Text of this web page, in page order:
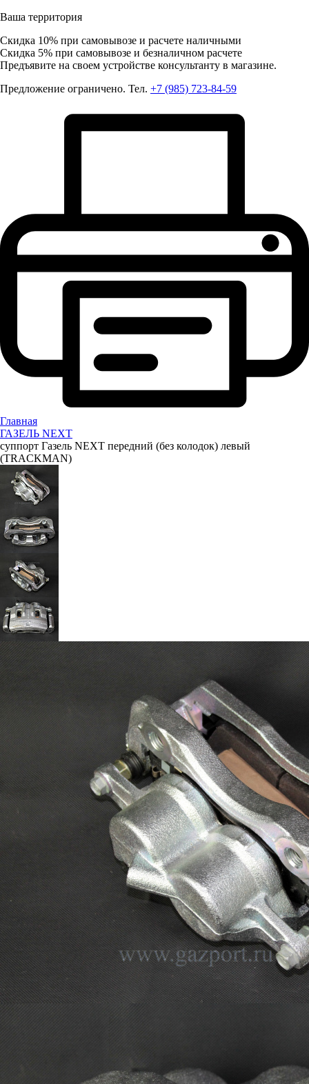
Ваша территория
Скидка 10% при самовывозе и расчете наличными
Скидка 5% при самовывозе и безналичном расчете
Предъявите на своем устройстве консультанту в магазине.
Предложение ограничено. Тел. +7 (985) 723-84-59
Главная
ГАЗЕЛЬ NEXT
суппорт Газель NEXT передний (без колодок) левый
(TRACKMAN)